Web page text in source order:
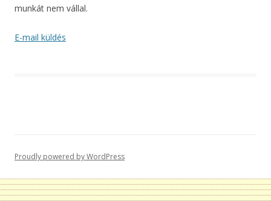
munkát nem vállal.
E-mail küldés
Proudly powered by WordPress